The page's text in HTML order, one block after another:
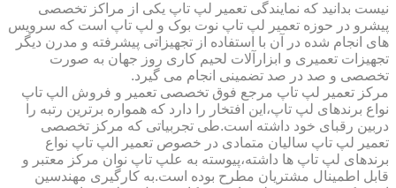
نیست بدانید که نمایندگی تعمیر لپ تاپ یکی از مراکز تخصصی
پیشرو در حوزه تعمیر لپ تاپ نوت بوک و لپ تاپ است که سرویس
های انجام شده در آن با استفاده از تجهیزاتی پیشرفته و مدرن دیگر
تجهیزات تعمیری و ابزارآلات لحیم کاری روز جهان به صورت
تخصصی و صد در صد تضمینی انجام می گیرد.
مرکز تعمیر لپ تاپ مرجع فوق تخصصی تعمیر و فروش الپ تاپ
نواع برندهای لپ تاپ،این افتخار را دارد که همواره برترین رتبه را
دربین رقبای خود داشته است.طی تجربیاتی که مرکز تخصصی
تعمیر لپ تاپ سالیان متمادی در خصوص تعمیر الپ تاپ نواع
برندهای لپ تاپ ها داشته،پیوسته به علپ تاپ نوان مرکز معتبر و
قابل اطمینال مشتریان مطرح بوده است.به کارگیری مهندسین